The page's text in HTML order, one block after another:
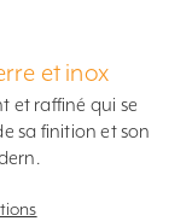
et inox
et raffiné qui se
sa finition et son